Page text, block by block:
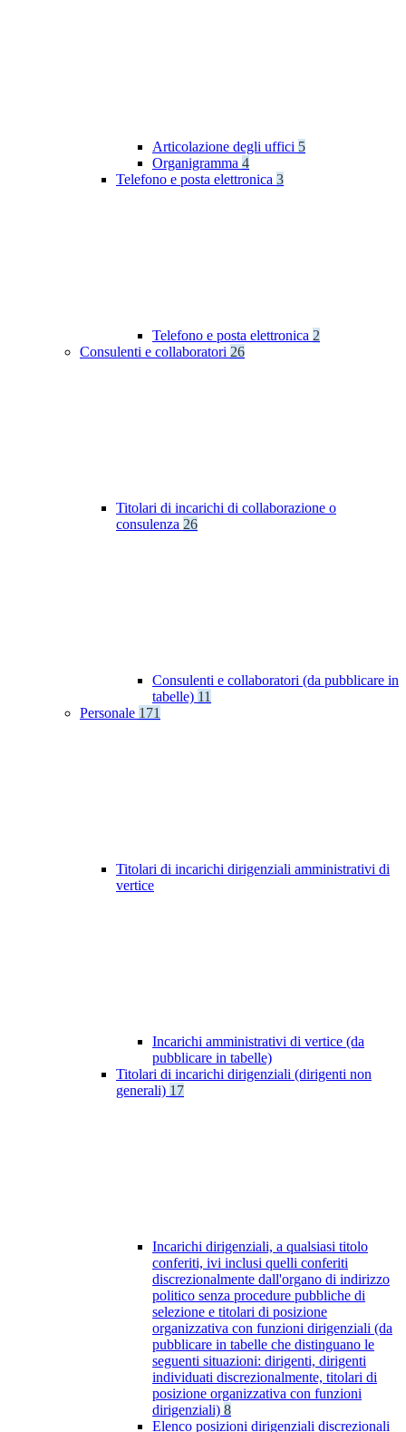
Articolazione degli uffici 5
Organigramma 4
Telefono e posta elettronica 3
Telefono e posta elettronica 2
Consulenti e collaboratori 26
Titolari di incarichi di collaborazione o
consulenza 26
Consulenti e collaboratori (da pubblicare in
tabelle) 11
Personale 171
Titolari di incarichi dirigenziali amministrativi di
vertice
Incarichi amministrativi di vertice (da
pubblicare in tabelle)
Titolari di incarichi dirigenziali (dirigenti non
generali) 17
Incarichi dirigenziali, a qualsiasi titolo
conferiti, ivi inclusi quelli conferiti
discrezionalmente dall'organo di indirizzo
politico senza procedure pubbliche di
selezione e titolari di posizione
organizzativa con funzioni dirigenziali (da
pubblicare in tabelle che distinguano le
seguenti situazioni: dirigenti, dirigenti
individuati discrezionalmente, titolari di
posizione organizzativa con funzioni
dirigenziali) 8
Elenco posizioni dirigenziali discrezionali